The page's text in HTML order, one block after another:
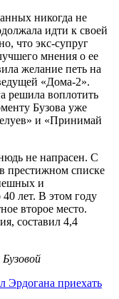
никогда не
идти к своей
что экс-супруг
мнения о ее
желание петь на
«Дома-2».
решила воплотить
Бузова уже
и «Принимай
не напрасен. С
в престижном списке
и
лет. В этом году
второе место.
составил 4,4
Эрдогана приехать